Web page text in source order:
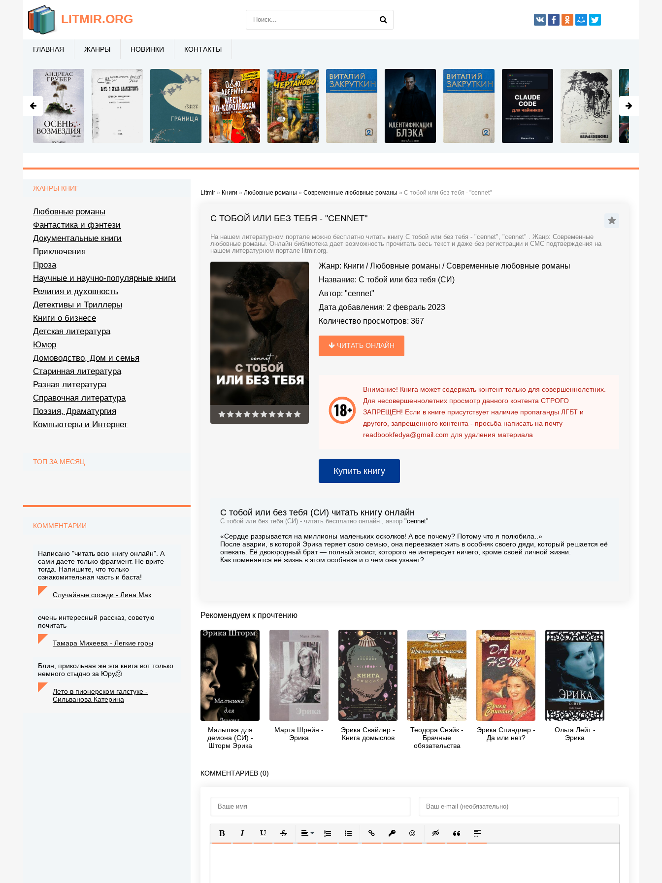
Litmir » Книги » Любовные романы » Современные любовные романы » С тобой или без тебя - "cennet"
С ТОБОЙ ИЛИ БЕЗ ТЕБЯ - "CENNET"
На нашем литературном портале можно бесплатно читать книгу С тобой или без тебя - "cennet", "cennet" . Жанр: Современные
любовные романы. Онлайн библиотека дает возможность прочитать весь текст и даже без регистрации и СМС подтверждения на
нашем литературном портале litmir.org.
Жанр: Книги /Любовные романы /Современные любовные романы
Название: С тобой или без тебя (СИ)
Автор: "cennet"
Дата добавления: 2 февраль 2023
Количество просмотров: 367
ЧИТАТЬ ОНЛАЙН
Внимание! Книга может содержать контент только для совершеннолетних.
Для несовершеннолетних просмотр данного контента СТРОГО
ЗАПРЕЩЕН! Если в книге присутствует наличие пропаганды ЛГБТ и
другого, запрещенного контента - просьба написать на почту
readbookfedya@gmail.com для удаления материала
Купить книгу
С тобой или без тебя (СИ) читать книгу онлайн
С тобой или без тебя (СИ) - читать бесплатно онлайн , автор "cennet"
«Сердце разрывается на миллионы маленьких осколков! А все почему? Потому что я полюбила..»
После аварии, в которой Эрика теряет свою семью, она переезжает жить в особняк своего дяди, который решается её
опекать. Её двоюродный брат — полный эгоист, которого не интересует ничего, кроме своей личной жизни.
Как поменяется её жизнь в этом особняке и о чем она узнает?
Рекомендуем к прочтению
Малышка для
демона (СИ) -
Шторм Эрика
Марта Шрейн -
Эрика
Эрика Свайлер -
Книга домыслов
Теодора Снэйк -
Брачные
обязательства
Эрика Спиндлер -
Да или нет?
Ольга Лейт -
Эрика
КОММЕНТАРИЕВ (0)
ПОЛУЖИРНЫЙ
КУРСИВПОДЧЕРКНУТЫЙ
ЗАЧЕРКНУТЫЙВЫРАВНИВАНИЕ
НУМЕРОВАННЫЙ СПИСОК
МАРКИРОВАННЫЙ СПИСОК
ВСТАВИТЬ ССЫЛКУ
ВСТАВИТЬ ЗАЩИЩЕННУЮ ССЫЛКУ
ВСТАВИТЬ СМАЙЛИК
ВСТАВКА СКРЫТОГО ТЕКСТА
ВСТАВКА ЦИТАТЫ
ВСТАВКА СПОЙЛЕРА
ЖАНРЫ КНИГ
Любовные романы
Фантастика и фэнтези
Документальные книги
Приключения
Проза
Научные и научно-популярные книги
Религия и духовность
Детективы и Триллеры
Книги о бизнесе
Детская литература
Юмор
Домоводство, Дом и семья
Старинная литература
Разная литература
Справочная литература
Поэзия, Драматургия
Компьютеры и Интернет
ТОП ЗА МЕСЯЦ
КОММЕНТАРИИ
Написано "читать всю книгу онлайн". А
сами даете только фрагмент. Не врите
тогда. Напишите, что только
ознакомительная часть и баста!
Случайные соседи - Лина Мак
очень интересный рассказ, советую
почитать
Тамара Михеева - Легкие горы
Блин, прикольная же эта книга вот только
немного стыдно за Юру🫠
Лето в пионерском галстуке -
Сильванова Катерина
LITMIR.ORG
ГЛАВНАЯ ЖАНРЫ НОВИНКИ КОНТАКТЫ